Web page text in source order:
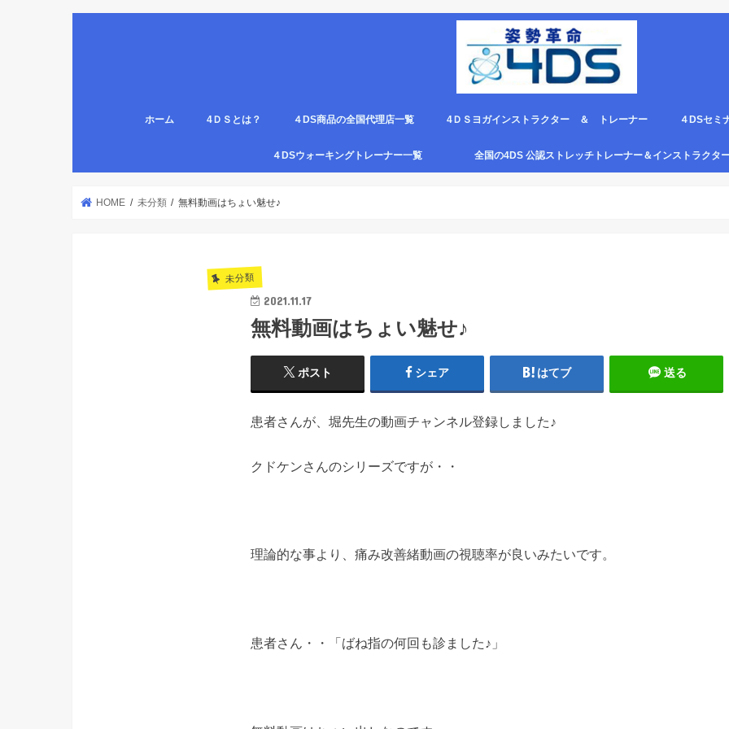
ホーム 4ＤＳとは？
医療従事者,学生のための語呂合わせ。
４DS商品の全国代理店一覧
４DSの公認クリエピロー代理店 クリエピロー説明＆使い方動画
クリエピロー Q＆A
クリエピロー販売店になる方法は？
4DS腸腹ペタベルト＆手首足首ベルト
４DS螺旋ソックス代理店一覧
4ＤＳヨガインストラクター ＆ トレーナー ４DSセミ
4ds商品
４DSのテ
４ＤＳの各
4DS セミ
セミナー受
４DSウォーキングトレーナー一覧 全国の4DS 公認ストレッチトレーナー＆インストラクタ
HOME 未分類 無料動画はちょい魅せ♪
未分類
2021.11.17
無料動画はちょい魅せ♪
ポスト シェア はてブ 送る
患者さんが、堀先生の動画チャンネル登録しました♪
クドケンさんのシリーズですが・・
理論的な事より、痛み改善緒動画の視聴率が良いみたいです。
患者さん・・「ばね指の何回も診ました♪」